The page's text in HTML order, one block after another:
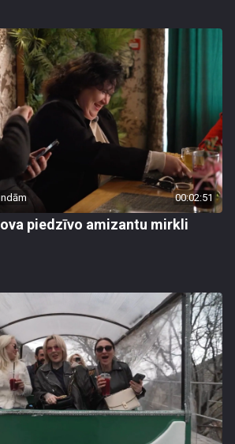
00:02:51
piedzīvo amizantu mirkli